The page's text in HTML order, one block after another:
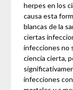
herpes en los
causa esta
blancas de la
ciertas
infecciones no
ciencia cierta,
infecciones